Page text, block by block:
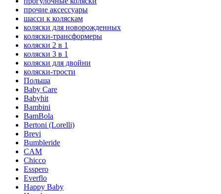
прочие аксессуары
шасси к коляскам
коляски для новорожденных
коляски-трансформеры
коляски 2 в 1
коляски 3 в 1
коляски для двойни
коляски-трости
Польша
Baby Care
Babyhit
Bambini
BamBola
Bertoni (Lorelli)
Brevi
Bumbleride
CAM
Chicco
Esspero
Everflo
Happy Baby